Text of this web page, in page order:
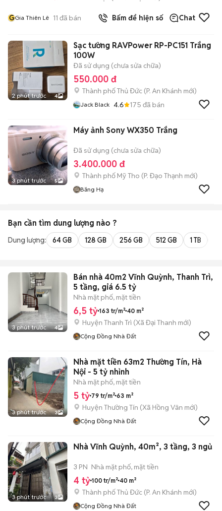
GGia Thiên Lê 11 đã bán Bấm để hiện số Chat
2 phút trước 4
Sạc tường RAVPower RP-PC151 Trắng
100W
Đã sử dụng (chưa sửa chữa)
550.000 đ
Thành phố Thủ Đức (P. An Khánh mới)
Jack Black 4.6 175 đã bán
3 phút trước 5
Máy ảnh Sony WX350 Trắng
Đã sử dụng (chưa sửa chữa)
3.400.000 đ
Thành phố Mỹ Tho (P. Đạo Thạnh mới)
Băng Hạ
Bạn cần tìm dung lượng nào ?
Dung lượng: 64 GB 128 GB 256 GB 512 GB 1 TB
3 phút trước 4
Bán nhà 40m2 Vĩnh Quỳnh, Thanh Trì,
5 tầng, giá 6.5 tỷ
Nhà mặt phố, mặt tiền
6,5 tỷ 163 tr/m² 40 m²
Huyện Thanh Trì (Xã Đại Thanh mới)
Cộng Đồng Nhà Đất
3 phút trước 3
Nhà mặt tiền 63m2 Thường Tín, Hà
Nội - 5 tỷ nhỉnh
Nhà mặt phố, mặt tiền
5 tỷ 79 tr/m² 63 m²
Huyện Thường Tín (Xã Hồng Vân mới)
Cộng Đồng Nhà Đất
3 phút trước 3
Nhà Vĩnh Quỳnh, 40m², 3 tầng, 3 ngủ
3 PN Nhà mặt phố, mặt tiền
4 tỷ 100 tr/m² 40 m²
Thành phố Thủ Đức (P. An Khánh mới)
Cộng Đồng Nhà Đất